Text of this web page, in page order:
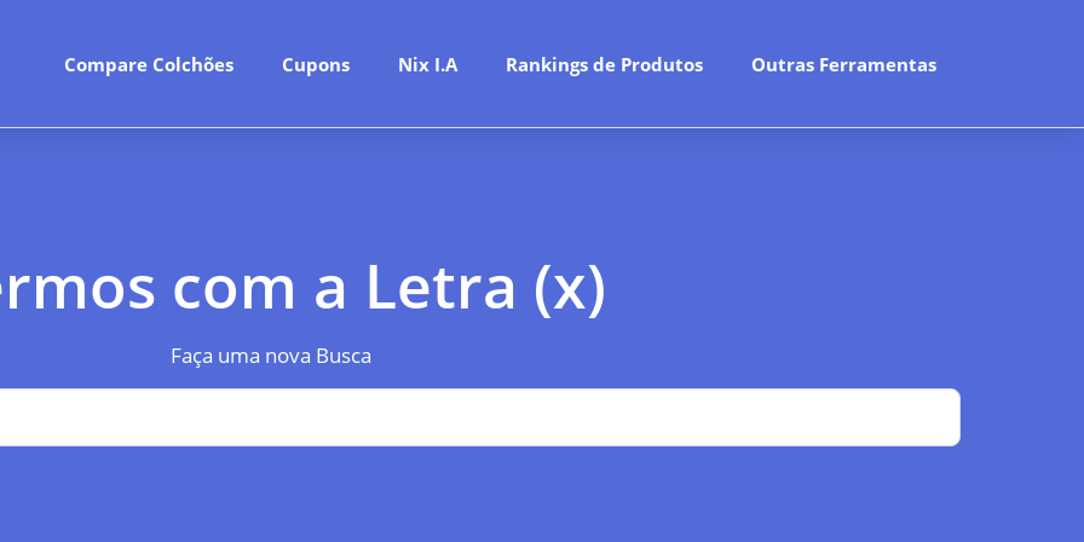
Compare Colchões Cupons Nix I.A Rankings de Produtos Outras Ferramentas
com a Letra (x)
Faça uma nova Busca